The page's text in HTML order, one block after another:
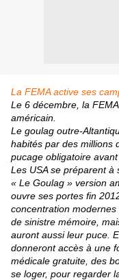
La FEMA active ses
Le 6 décembre, la
américain.
Le goulag outre-
habités par des millions
pucage obligatoire avant
Les USA se préparent à
« Le Goulag » version
ouvre ses portes fin
concentration
de sinistre mémoire,
auront aussi leur puce.
donneront accès à une
médicale gratuite, des
se loger, pour regarder